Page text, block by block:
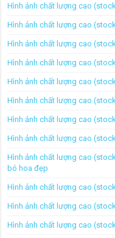
Hình ảnh chất lượng cao
Hình ảnh chất lượng cao
Hình ảnh chất lượng cao
Hình ảnh chất lượng cao
Hình ảnh chất lượng cao
Hình ảnh chất lượng cao
Hình ảnh chất lượng cao
Hình ảnh chất lượng cao
Hình ảnh chất lượng cao
bó hoa đẹp
Hình ảnh chất lượng cao
Hình ảnh chất lượng cao
Hình ảnh chất lượng cao